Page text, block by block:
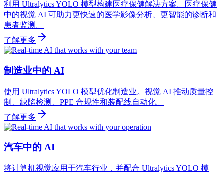
利用 Ultralytics YOLO 模型构建医疗保健解决方案。医疗保健
中的视觉 AI 可助力更快速的医学影像分析、更智能的诊断和
患者监测。
了解更多
制造业中的 AI
使用 Ultralytics YOLO 模型优化制造业。视觉 AI 推动质量控
制、缺陷检测、PPE 合规性和装配线自动化。
了解更多
汽车中的 AI
将计算机视觉应用于汽车行业，并配合 Ultralytics YOLO 模